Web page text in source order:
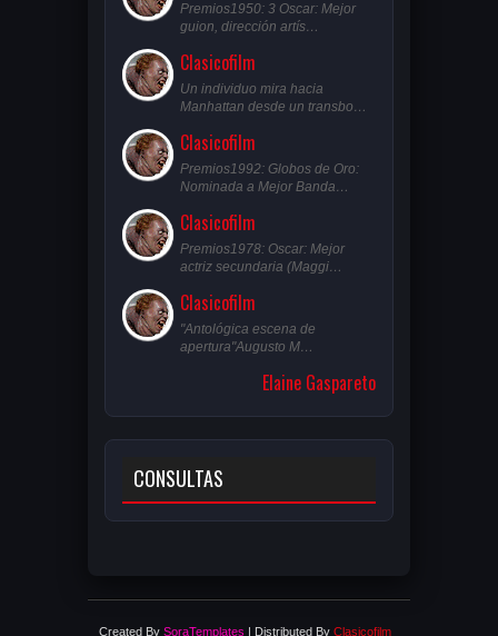
Premios1950: 3 Oscar: Mejor
guion, dirección artís…
Clasicofilm
Un individuo mira hacia
Manhattan desde un transbo…
Clasicofilm
Premios1992: Globos de Oro:
Nominada a Mejor Banda…
Clasicofilm
Premios1978: Oscar: Mejor
actriz secundaria (Maggi…
Clasicofilm
"Antológica escena de
apertura"Augusto M…
Elaine Gaspareto
CONSULTAS
Created By SoraTemplates | Distributed By Clasicofilm